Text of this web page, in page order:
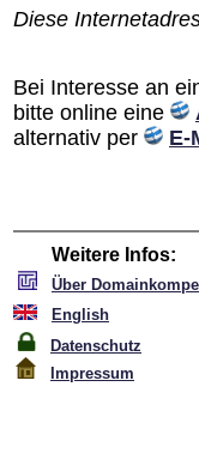
Diese
Bei Interesse an
bitte online eine
alternativ per
E-
Weitere Infos:
Über
English
Datenschutz
Impressum